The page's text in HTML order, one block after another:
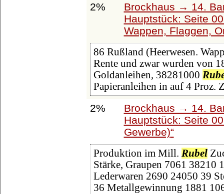
2%
Brockhaus → 14.
Hauptstück: Seite
Wappen, Flaggen,
86 Rußland (Heerwesen.
Rente und zwar wurden von
Goldanleihen, 38281000
Papieranleihen in auf 4 Proz.
2%
Brockhaus → 14.
Hauptstück: Seite
Gewerbe)
Produktion im Mill. Rubel
Stärke, Graupen 7061 38210
Lederwaren 2690 24050 39
36 Metallgewinnung 1881